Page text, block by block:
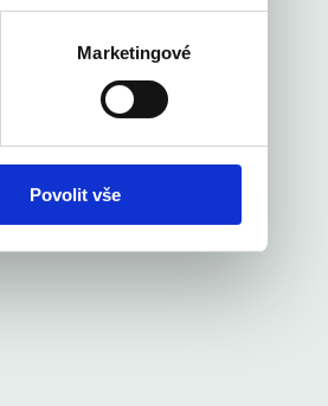
Marketingové
Povolit vše